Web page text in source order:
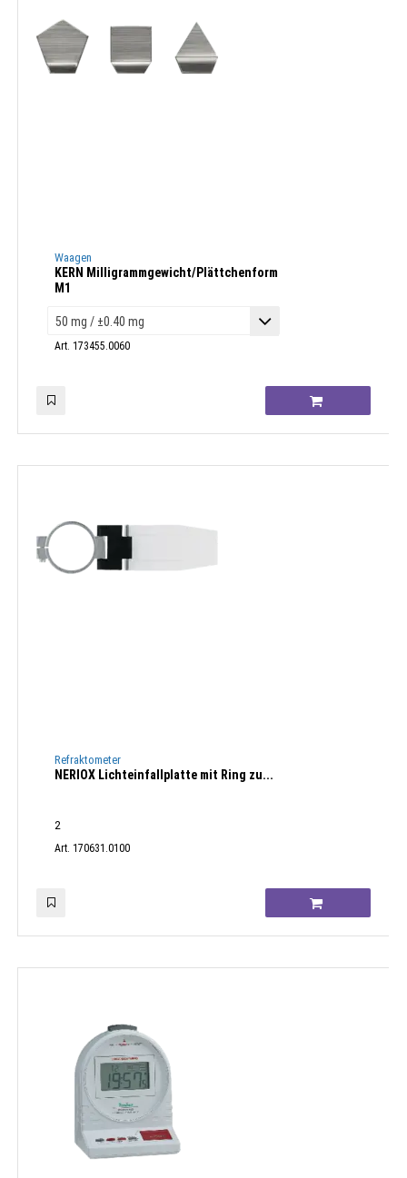
Waagen
KERN Milligrammgewicht/Plättchenform
M1
Art. 173455.0060
Refraktometer
NERIOX Lichteinfallplatte mit Ring zu...
2
Art. 170631.0100